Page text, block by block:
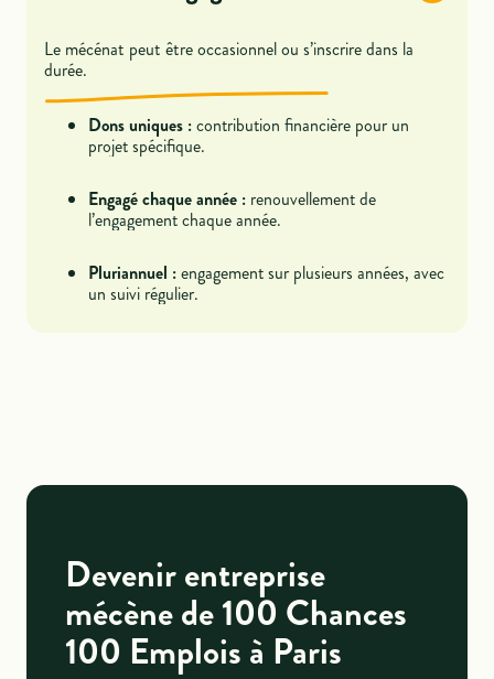
Le mécénat peut être occasionnel ou s’inscrire dans la
durée.
Dons uniques :contribution financière pour un
projet spécifique.
Engagé chaque année : renouvellement de
l’engagement chaque année.
Pluriannuel :engagement sur plusieurs années, avec
un suivi régulier.
Devenir entreprise
mécène de 100 Chances
100 Emplois à Paris